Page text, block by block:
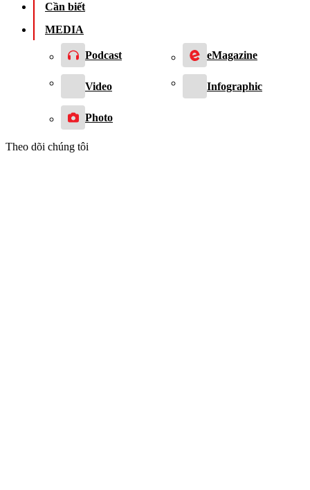
Cần biết
MEDIA
Podcast eMagazine
Video Infographic
Photo
Theo dõi chúng tôi